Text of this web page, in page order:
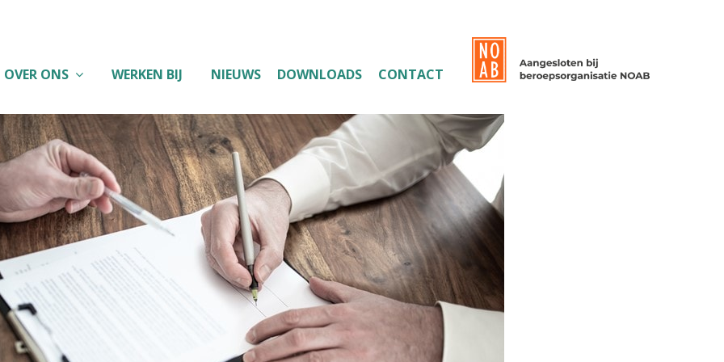
OVER ONS WERKEN BIJ NIEUWS DOWNLOADS CONTACT